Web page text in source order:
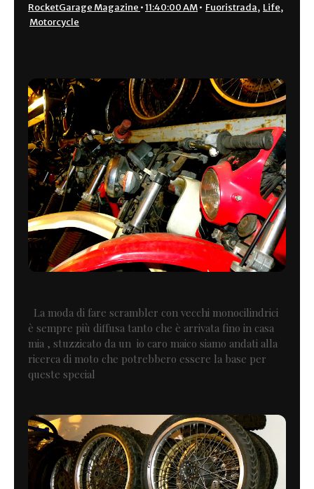
RocketGarage Magazine •11:40:00 AM• Fuoristrada, Life,
Motorcycle
La moda di fare scrambler con vecchi monocilindrici
è sempre più diffusa tanto che è arrivata fino in casa
mia , stuzzicato da un io caro maico siamo andati alla
ricerca di moto che potrebbero essere la base per
queste special